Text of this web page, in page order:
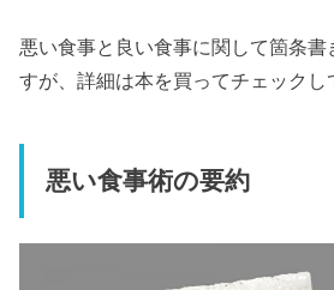
悪い食事と良い食事に関して箇条書
すが、詳細は本を買ってチェックし
悪い食事術の要約